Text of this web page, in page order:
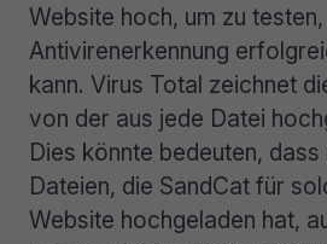
Website hoch, um zu
Antivirenerkennung
kann. Virus Total zeichnet
von der aus jede Datei
Dies könnte bedeuten,
Dateien, die SandCat für
Website hochgeladen hat,